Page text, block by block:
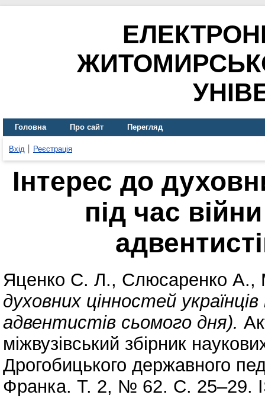
Головна Про сайт Перегляд
Вхід Реєстрація
Інтерес до
під час
Яценко С. Л., Слюсаренко А.,
духовних цінностей
адвентистів сьомого дня).
міжвузівський збірник
Дрогобицького державного
Франка. Т. 2, № 62. С. 25–29.